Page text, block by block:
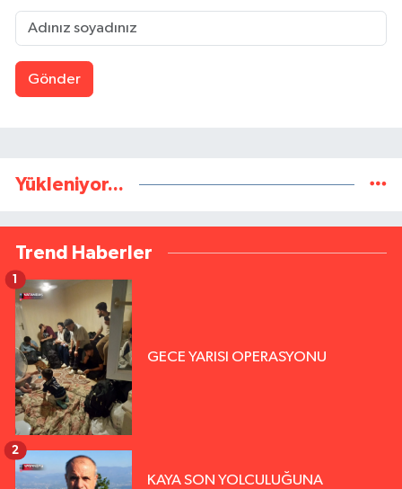
Gönder
Yükleniyor...
Trend Haberler
GECE YARISI OPERASYONU
1
KAYA SON YOLCULUĞUNA
2